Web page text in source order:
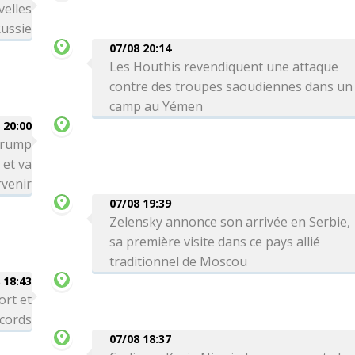
07/08 20:14
Les Houthis revendiquent une attaque
contre des troupes saoudiennes dans un
camp au Yémen
va
07/08 19:39
Zelensky annonce son arrivée en Serbie,
sa première visite dans ce pays allié
traditionnel de Moscou
et
07/08 18:37